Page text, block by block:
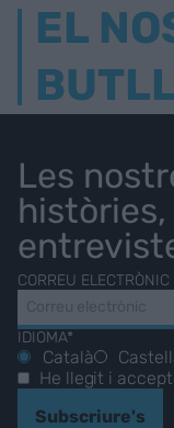
EL
Les
CORREU ELECTRÒNIC
IDIOMA*
Català
He llegit i
Subscriure's